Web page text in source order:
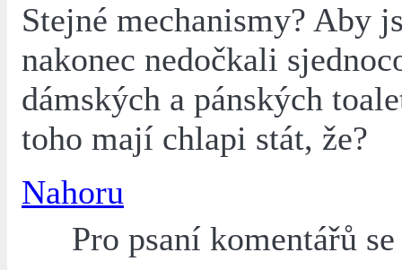
Stejné mechanismy? Aby
nakonec nedočkali
dámských a pánských
toho mají chlapi stát, že?
Nahoru
Pro psaní komentářů